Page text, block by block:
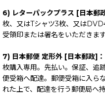
6) レターパックプラス [日本郵
枚、又はTシャツ3枚、又は
受領印または署名をいただきま
7) 日本郵便 定形外 [日本郵政]：
枚購入専用。先払い。保証、追
便受箱へ配達。郵便受箱に入ら
れた上で、配達を行う郵便局へ